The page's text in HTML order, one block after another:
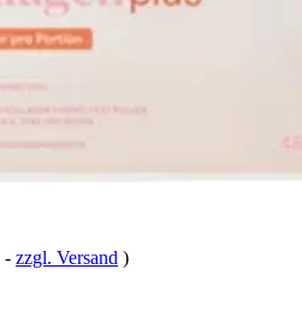
- zzgl. Versand )